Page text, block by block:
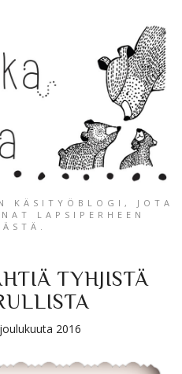
KÄSITYÖBLOGI, JOTA
LAPSIPERHEEN
TYHJISTÄ
2016